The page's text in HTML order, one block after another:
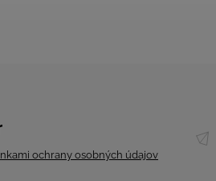
ochrany osobných údajov